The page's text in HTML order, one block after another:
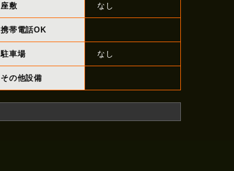
座敷 なし
携帯電話OK
駐車場 なし
その他設備